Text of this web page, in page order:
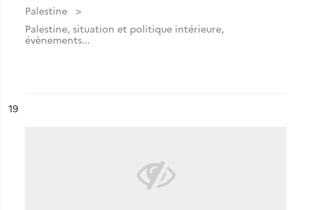
Palestine
Palestine, situation et politique intérieure,
évènements...
n°
19